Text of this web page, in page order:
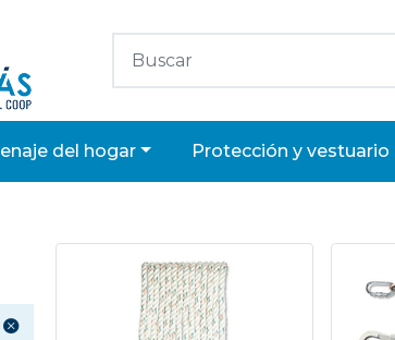
menaje del hogar protección y vestuario